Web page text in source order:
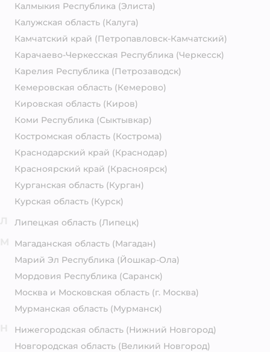
Калмыкия Республика (Элиста)
Калужская область (Калуга)
Камчатский край (Петропавловск-Камчатский)
Карачаево-Черкесская Республика (Черкесск)
Карелия Республика (Петрозаводск)
Кемеровская область (Кемерово)
Кировская область (Киров)
Коми Республика (Сыктывкар)
Костромская область (Кострома)
Краснодарский край (Краснодар)
Красноярский край (Красноярск)
Курганская область (Курган)
Курская область (Курск)
Липецкая область (Липецк)
Магаданская область (Магадан)
Марий Эл Республика (Йошкар-Ола)
Мордовия Республика (Саранск)
Москва и Московская область (г. Москва)
Мурманская область (Мурманск)
Нижегородская область (Нижний Новгород)
Новгородская область (Великий Новгород)